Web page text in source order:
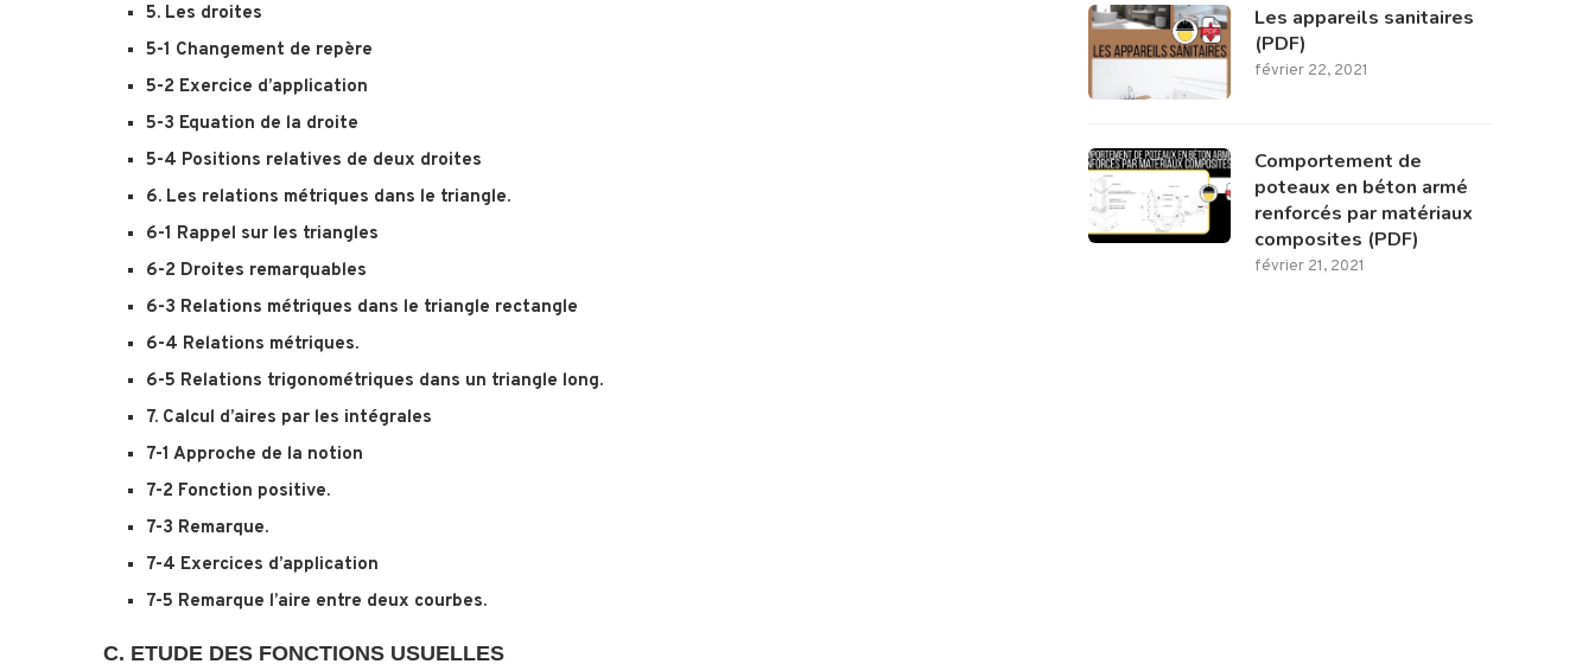
5. Les droites
5-1 Changement de repère
5-2 Exercice d’application
5-3 Equation de la droite
5-4 Positions relatives de deux droites
6. Les relations métriques dans le triangle.
6-1 Rappel sur les triangles
6-2 Droites remarquables
6-3 Relations métriques dans le triangle rectangle
6-4 Relations métriques.
6-5 Relations trigonométriques dans un triangle long.
7. Calcul d’aires par les intégrales
7-1 Approche de la notion
7-2 Fonction positive.
7-3 Remarque.
7-4 Exercices d’application
7-5 Remarque l’aire entre deux courbes.
C. ETUDE DES FONCTIONS USUELLES
Les appareils sanitaires
(PDF)
février 22, 2021
Comportement de
poteaux en béton armé
renforcés par matériaux
composites (PDF)
février 21, 2021